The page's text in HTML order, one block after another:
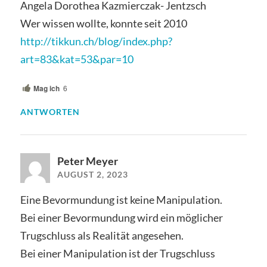
Angela Dorothea Kazmierczak- Jentzsch
Wer wissen wollte, konnte seit 2010
http://tikkun.ch/blog/index.php?
art=83&kat=53&par=10
Mag ich 6
ANTWORTEN
Peter Meyer
AUGUST 2, 2023
Eine Bevormundung ist keine Manipulation.
Bei einer Bevormundung wird ein möglicher
Trugschluss als Realität angesehen.
Bei einer Manipulation ist der Trugschluss